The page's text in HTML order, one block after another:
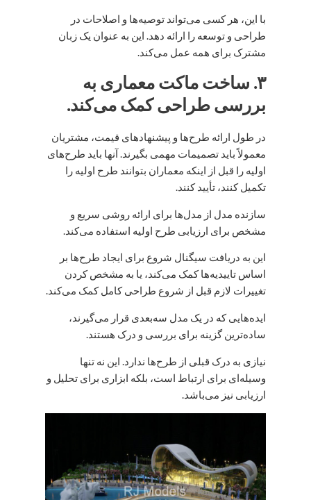
با این، هر کسی می‌تواند توصیه‌ها و اصلاحات در
طراحی و توسعه را ارائه دهد. این به عنوان یک زبان
مشترک برای همه عمل می‌کند.
۳. ساخت ماکت معماری به
بررسی طراحی کمک می‌کند.
در طول ارائه طرح‌ها و پیشنهادهای قیمت، مشتریان
معمولاً باید تصمیمات مهمی بگیرند. آنها باید طرح‌های
اولیه را قبل از اینکه معماران بتوانند طرح اولیه را
تکمیل کنند، تأیید کنند.
سازنده مدل از مدل‌ها برای ارائه روشی سریع و
مشخص برای ارزیابی طرح اولیه استفاده می‌کند.
این به دریافت سیگنال شروع برای ایجاد طرح‌ها بر
اساس تاییدیه‌ها کمک می‌کند، یا به مشخص کردن
تغییرات لازم قبل از شروع طراحی کامل کمک می‌کند.
ایده‌هایی که در یک مدل سه‌بعدی قرار می‌گیرند،
ساده‌ترین گزینه برای بررسی و درک هستند.
نیازی به درک قبلی از طرح‌ها ندارد. این نه تنها
وسیله‌ای برای ارتباط است، بلکه ابزاری برای تحلیل و
ارزیابی نیز می‌باشد.